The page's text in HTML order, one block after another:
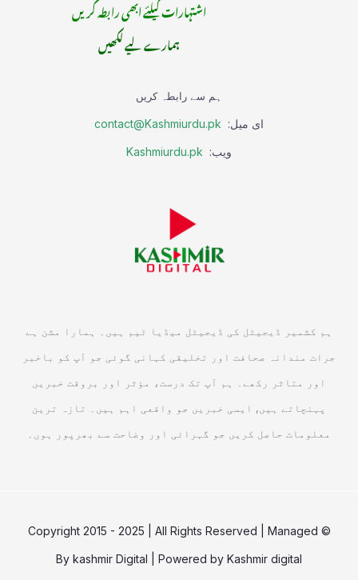
اشتہارات کیلئے ابھی رابطہ کریں
ہمارے لیے لکھیں
ہم سے رابطہ کریں
ای میل: contact@Kashmiurdu.pk
ویب: Kashmiurdu.pk
ہم کشمیر ڈیجیٹل کی ڈیجیٹل میڈیا ٹیم ہیں۔ ہمارا مشن ہے
جرات مندانہ صحافت اور تخلیقی کہانی گوئی جو آپ کو باخبر
اور متاثر رکھے۔ ہم آپ تک درست، مؤثر اور بروقت خبریں
پہنچاتے ہیں, ایسی خبریں جو واقعی اہم ہیں۔ تازہ ترین
معلومات حاصل کریں جو گہرائی اور وضاحت سے بھرپور ہوں۔
© Copyright 2015 - 2025 | All Rights Reserved | Managed
By kashmir Digital | Powered by Kashmir digital